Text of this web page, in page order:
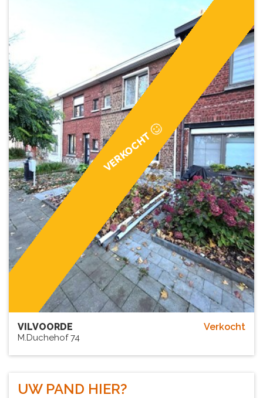
VERKOCHT
Verkocht
VILVOORDE
M.Duchehof 74
UW PAND HIER?